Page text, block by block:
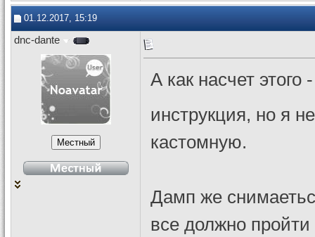
01.12.2017, 15:19
dnc-dante
А как насчет этого
инструкция, но я
кастомную.
Дамп же
все должно пройти